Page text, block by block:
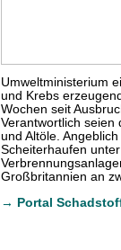
Umweltministerium
und Krebs
Wochen seit
Verantwortlich seien
und Altöle.
Scheiterhaufen
Großbritannien an
→ Portal